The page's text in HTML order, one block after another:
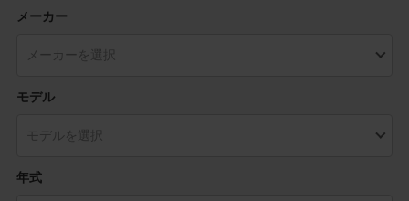
メーカー
モデル
年式